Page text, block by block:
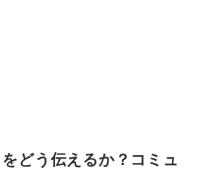
どう伝えるか？コミュ